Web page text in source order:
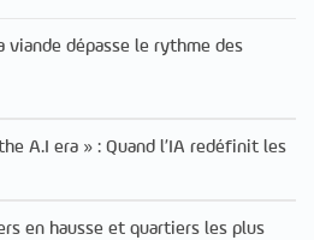
viande dépasse le rythme des
A.I era » : Quand l’IA redéfinit les
en hausse et quartiers les plus